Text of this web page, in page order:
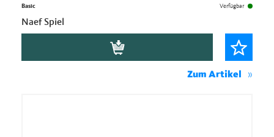
Basic Verfügbar
Naef Spiel
Zum Artikel